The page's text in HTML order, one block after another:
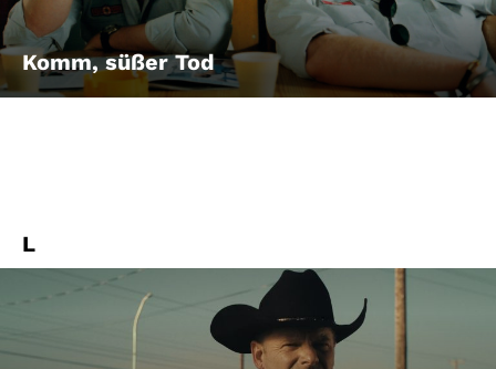
Komm, süßer Tod
L